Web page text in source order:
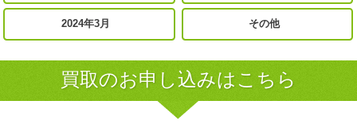
2024年3月 その他
買取のお申し込みはこちら